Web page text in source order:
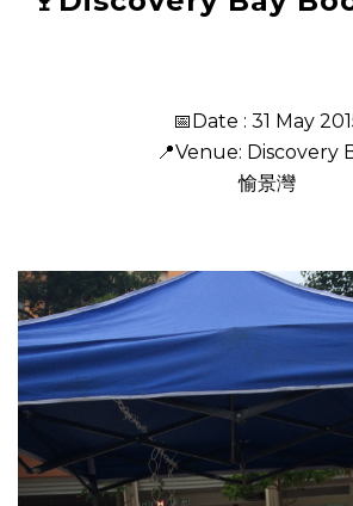
📅Date : 31 May
📍Venue: Discovery
愉景灣